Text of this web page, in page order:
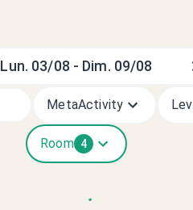
Lun. 03/08 - Dim. 09/08
MetaActivity
Room 4